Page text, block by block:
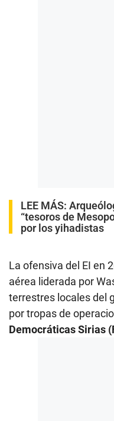
LEE MÁS:
“tesoros de
por los yihadistas
La ofensiva del EI en
aérea liderada por
terrestres locales del
por tropas de
Democráticas Sirias